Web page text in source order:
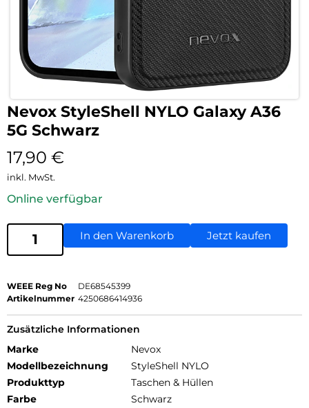
Nevox StyleShell NYLO Galaxy A36
5G Schwarz
17,90 €
inkl. MwSt.
Online verfügbar
In den Warenkorb Jetzt kaufen
WEEE Reg No
DE68545399
Artikelnummer 4250686414936
Zusätzliche Informationen
Marke
Nevox
Modellbezeichnung
StyleShell NYLO
Produkttyp
Taschen & Hüllen
Farbe
Schwarz